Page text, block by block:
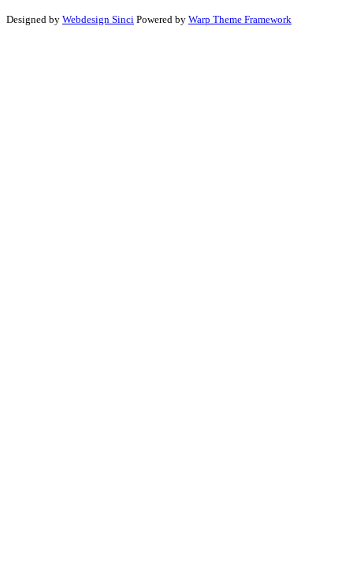
Designed by Webdesign Sinci Powered by Warp Theme Framework